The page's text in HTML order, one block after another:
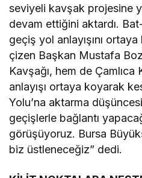
seviyeli kavşak projesine
devam ettiğini aktardı.
geçiş yol anlayışını ortaya
çizen Başkan Mustafa
Kavşağı, hem de Çamlıca
anlayışı ortaya koyarak
Yolu’na aktarma
geçişlerle bağlantı
görüşüyoruz. Bursa
biz üstleneceğiz” dedi.